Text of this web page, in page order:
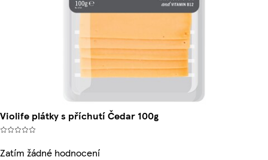
Violife plátky s příchutí Čedar 100g
Zatím žádné hodnocení